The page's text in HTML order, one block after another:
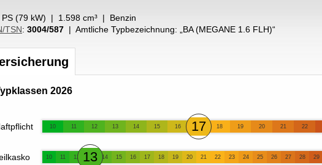
PS (79 kW) | 1.598 cm³ | Benzin
TSN: 3004/587 | Amtliche Typbezeichnung: „ BA (MEGANE 1.6 FLH)“
2026
10 11 12 13 14 15 16 17 18 19 20 21 22
10 11 12 13 14 15 16 17 18 19 20 21 22 23 24 25 26 27 28 29